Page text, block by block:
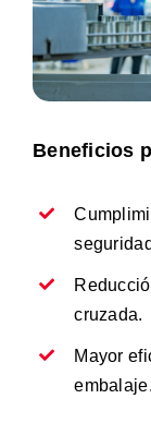
Beneficios
cruzada.
Mayor
embalaje.